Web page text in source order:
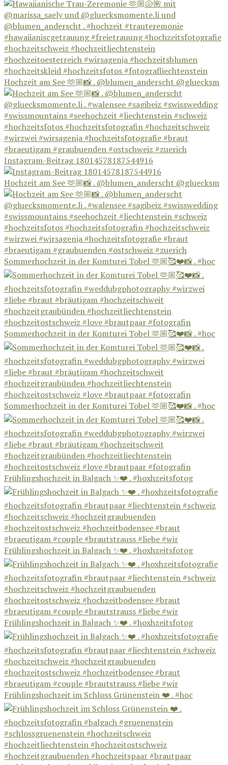
Hochzeit am See 🫶🏼📸 . @blumen_anderscht @gluecksm
Instagram-Beitrag 18014578187544916
Hochzeit am See 🫶🏼📸 . @blumen_anderscht @gluecksm
Sommerhochzeit in der Komturei Tobel 🫶🏼🥰❤️📸 . #hoc
Sommerhochzeit in der Komturei Tobel 🫶🏼🥰❤️📸 . #hoc
Sommerhochzeit in der Komturei Tobel 🫶🏼🥰❤️📸 . #hoc
Frühlingshochzeit in Balgach ✨❤️ . #hoxhzeitsfotog
Frühlingshochzeit in Balgach ✨❤️ . #hoxhzeitsfotog
Frühlingshochzeit in Balgach ✨❤️ . #hoxhzeitsfotog
Frühlingshochzeit im Schloss Grünenstein ❤️ . #hoc